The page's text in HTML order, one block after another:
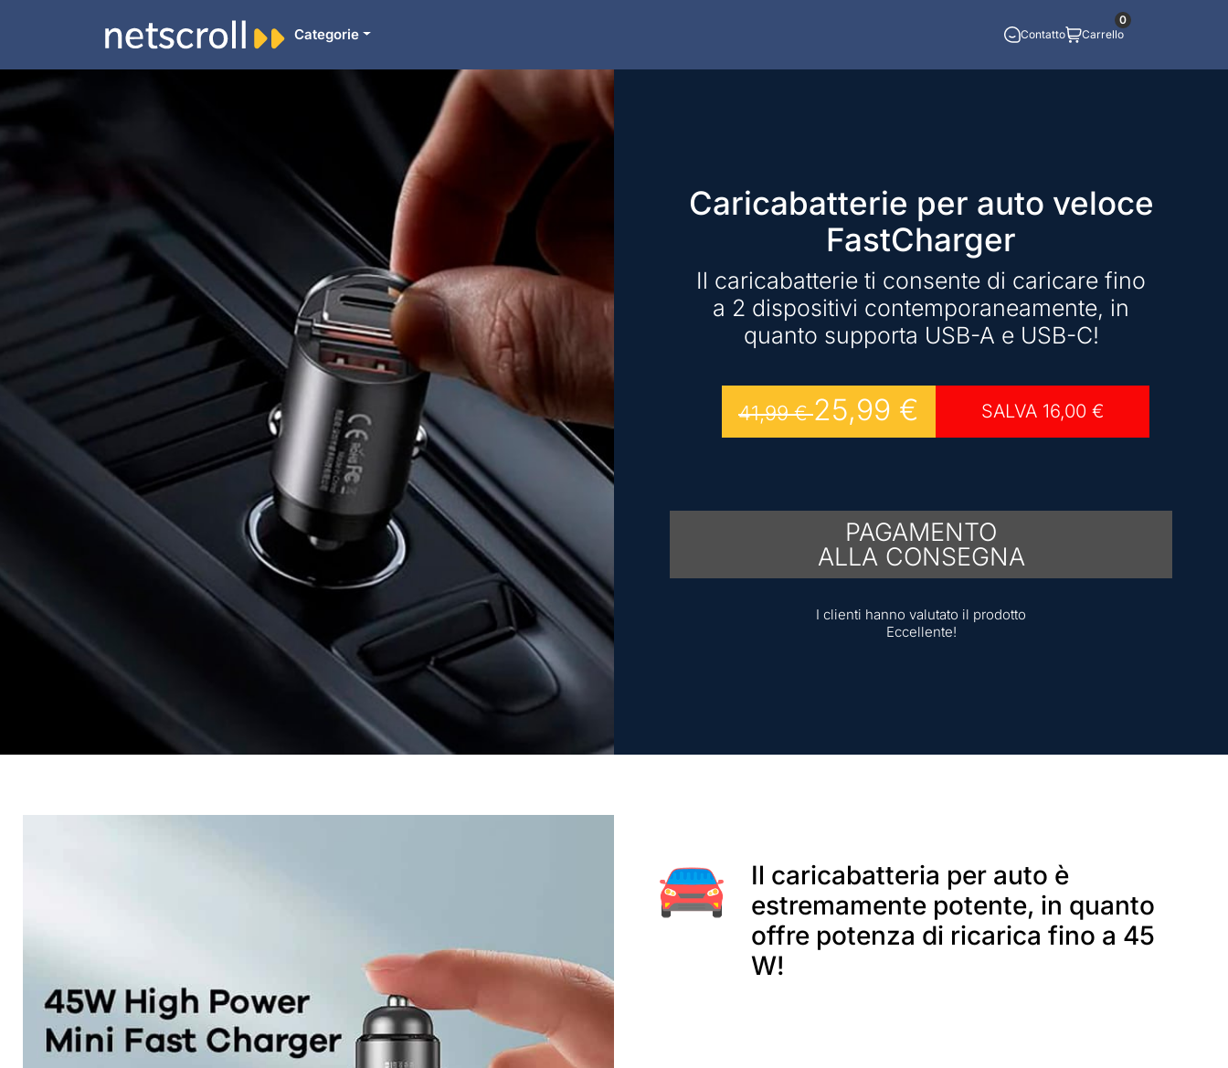
Categorie Contatto Carrello
0
Caricabatterie per auto veloce
FastCharger
Il caricabatterie ti consente di caricare fino
a 2 dispositivi contemporaneamente, in
quanto supporta USB-A e USB-C!
41,99€ 25,99 € SALVA 16,00 €
PAGAMENTO
ALLA CONSEGNA
I clienti hanno valutato il prodotto
Eccellente!
Il caricabatteria per auto è
estremamente potente, in quanto
offre potenza di ricarica fino a 45
W!